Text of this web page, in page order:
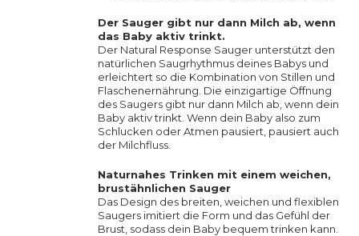
Der Sauger gibt nur dann Milch ab, wenn
das Baby aktiv trinkt.
Der Natural Response Sauger unterstützt den
natürlichen Saugrhythmus deines Babys und
erleichtert so die Kombination von Stillen und
Flaschenernährung. Die einzigartige Öffnung
des Saugers gibt nur dann Milch ab, wenn dein
Baby aktiv trinkt. Wenn dein Baby also zum
Schlucken oder Atmen pausiert, pausiert auch
der Milchfluss.
Naturnahes Trinken mit einem weichen,
brustähnlichen Sauger
Das Design des breiten, weichen und flexiblen
Saugers imitiert die Form und das Gefühl der
Brust, sodass dein Baby bequem trinken kann.